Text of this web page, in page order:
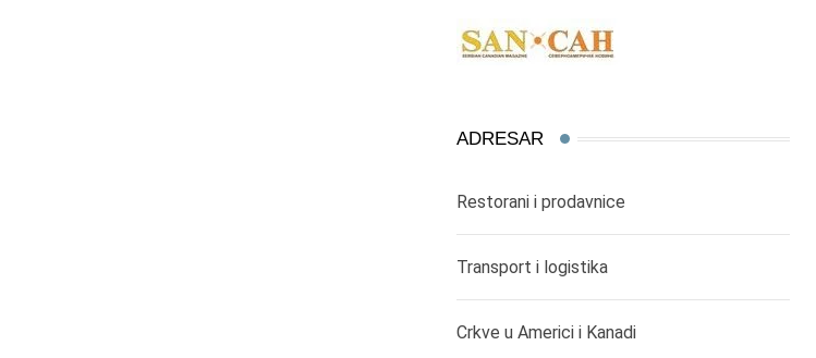
ADRESAR
Restorani i prodavnice
Transport i logistika
Crkve u Americi i Kanadi